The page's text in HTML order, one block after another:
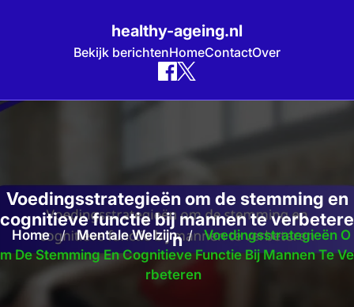
healthy-ageing.nl
Bekijk berichtenHomeContactOver
Skip
Voedingsstrategieën om de stemming en
cognitieve functie bij mannen te verbetere
n
Home / Mentale Welzijn / Voedingsstrategieën O
M De Stemming En Cognitieve Functie Bij Mannen Te Ve
Rbeteren